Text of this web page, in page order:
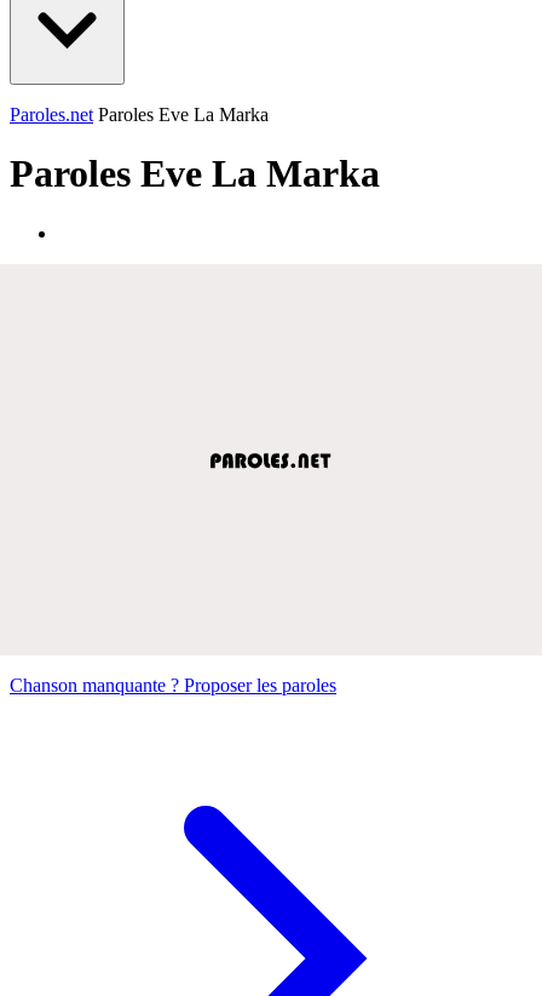
Paroles.net Paroles Eve La Marka
Paroles Eve La Marka
Chanson manquante ? Proposer les paroles